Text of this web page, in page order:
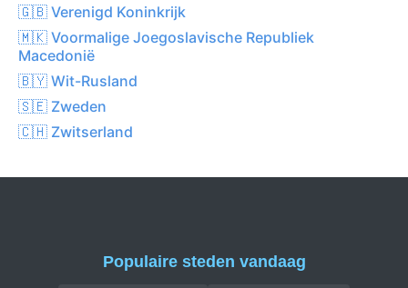
🇬🇧 Verenigd Koninkrijk
🇲🇰 Voormalige Joegoslavische Republiek
Macedonië
🇧🇾 Wit-Rusland
🇸🇪 Zweden
🇨🇭 Zwitserland
Populaire steden vandaag